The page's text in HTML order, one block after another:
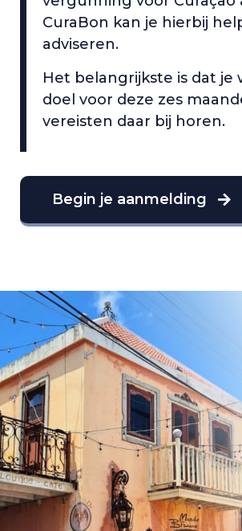
CuraBon kan je hierbij
adviseren.
Het belangrijkste is dat je
doel voor deze zes
vereisten daar bij horen.
Begin je aanmelding